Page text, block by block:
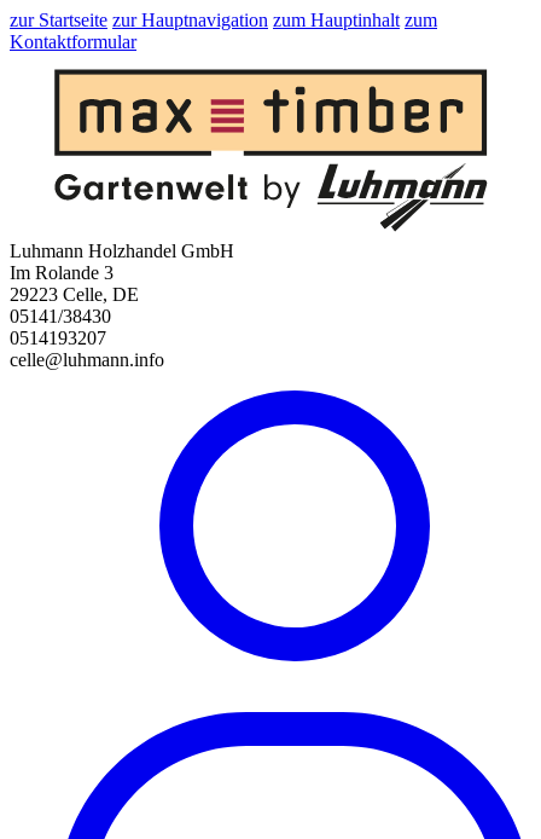
zur Startseite zur Hauptnavigation zum Hauptinhalt zum
Kontaktformular
Luhmann Holzhandel GmbH
Im Rolande 3
29223 Celle, DE
05141/38430
0514193207
celle@luhmann.info